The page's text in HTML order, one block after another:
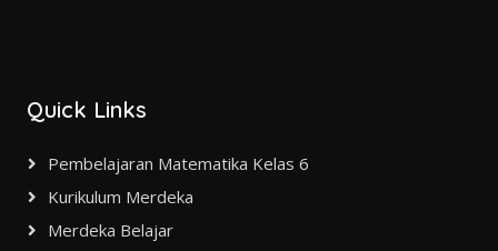
Quick Links
Pembelajaran Matematika Kelas 6
Kurikulum Merdeka
Merdeka Belajar